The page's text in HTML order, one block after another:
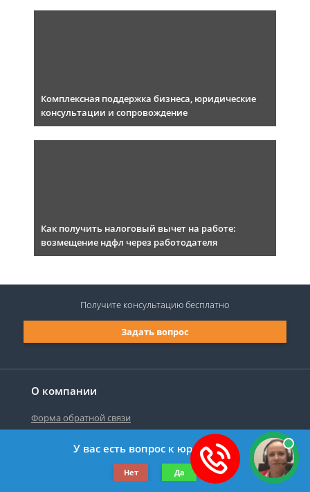
Комплексная поддержка бизнеса, юридические
консультации и сопровождение
Как получить налоговый вычет на работе:
возмещение ндфл через работодателя
О компании
Форма обратной связи
©2019-2026 Все права защищены.
Задать вопрос
Получите консультациюбесплатно
У вас есть вопрос к юристу?
Нет Да